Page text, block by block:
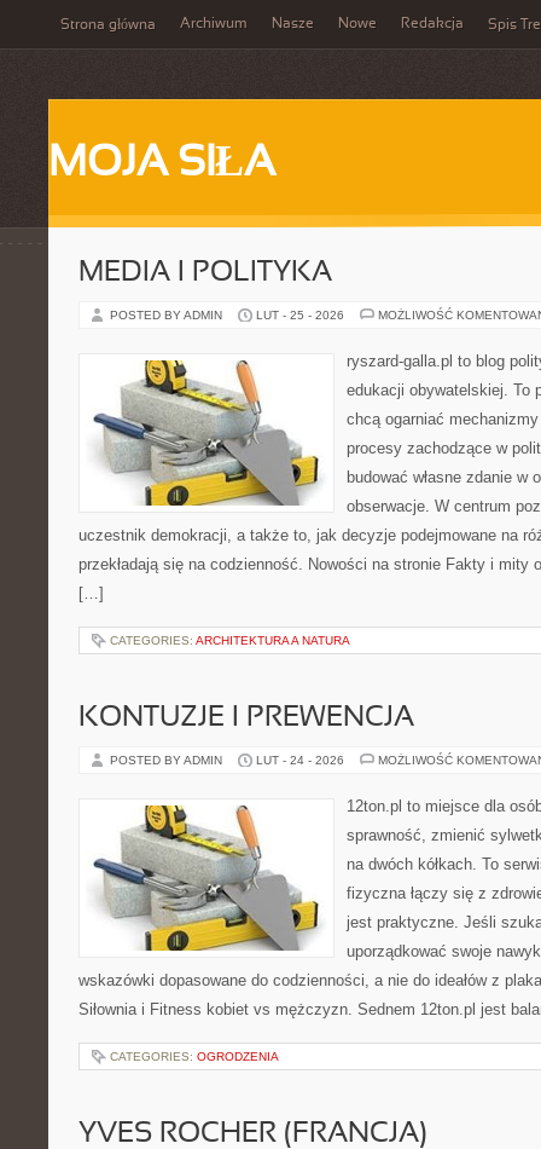
Strona główna Archiwum Nasze Nowe Redakcja Spis
MOJA SIŁA
MEDIA I POLITYKA
POSTED BY ADMIN LUT - 25 - 2026 MOŻLIWOŚĆ
ryszard-galla.pl to blog
edukacji obywatelskiej. To
chcą ogarniać
procesy zachodzące w
budować własne zdanie w
obserwacje. W centrum
uczestnik demokracji, a także to, jak decyzje podejmowane na
przekładają się na codzienność. Nowości na stronie Fakty i mity
[…]
CATEGORIES: ARCHITEKTURA A NATURA
KONTUZJE I PREWENCJA
POSTED BY ADMIN LUT - 24 - 2026 MOŻLIWOŚĆ
12ton.pl to miejsce dla
sprawność, zmienić
na dwóch kółkach. To
fizyczna łączy się z
jest praktyczne. Jeśli
uporządkować swoje
wskazówki dopasowane do codzienności, a nie do ideałów z
Siłownia i Fitness kobiet vs mężczyzn. Sednem 12ton.pl jest
CATEGORIES: OGRODZENIA
YVES ROCHER (FRANCJA)